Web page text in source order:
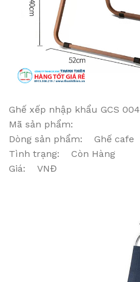
Ghế xếp nhập khẩu GCS 004
Mã sản phẩm:
Dòng sản phẩm: Ghế cafe
Tình trạng: Còn Hàng
Giá: VNĐ